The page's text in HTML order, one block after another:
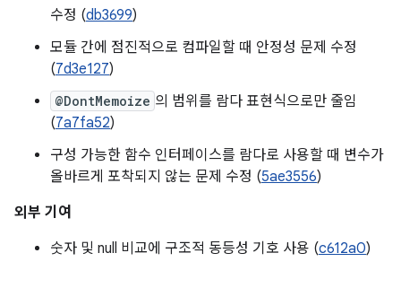
수정 (db3699)
모듈 간에 점진적으로 컴파일할 때 안정성 문제 수정
(7d3e127)
@DontMemoize 의 범위를 람다 표현식으로만 줄임
(7a7fa52)
구성 가능한 함수 인터페이스를 람다로 사용할 때 변수가
올바르게 포착되지 않는 문제 수정 (5ae3556)
외부 기여
숫자 및 null 비교에 구조적 동등성 기호 사용 (c612a0)